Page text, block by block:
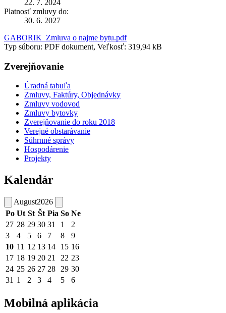
22. 7. 2024
Platnosť zmluvy do:
30. 6. 2027
GABORIK_Zmluva o najme bytu.pdf
Typ súboru: PDF dokument, Veľkosť: 319,94 kB
Zverejňovanie
Úradná tabuľa
Zmluvy, Faktúry, Objednávky
Zmluvy vodovod
Zmluvy bytovky
Zverejňovanie do roku 2018
Verejné obstarávanie
Súhrnné správy
Hospodárenie
Projekty
Kalendár
August2026
Po Ut St Št Pia So Ne
27 28 29 30 31 1
2
3
4 5 6 7 8
9
10 11 12 13 14 15 16
17 18 19 20 21 22 23
24 25 26 27 28 29 30
31 1 2 3 4 5 6
Mobilná aplikácia